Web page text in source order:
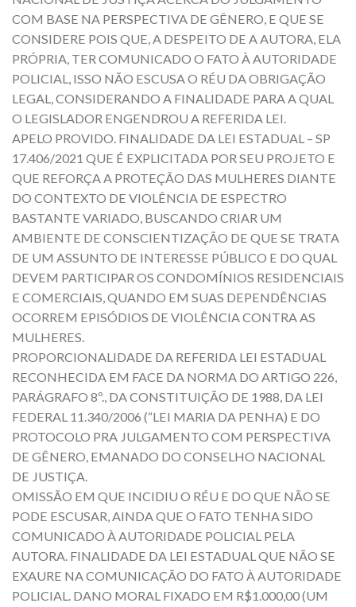
COM BASE NA PERSPECTIVA DE GÊNERO, E QUE SE
CONSIDERE POIS QUE, A DESPEITO DE A AUTORA, ELA
PRÓPRIA, TER COMUNICADO O FATO À AUTORIDADE
POLICIAL, ISSO NÃO ESCUSA O RÉU DA OBRIGAÇÃO
LEGAL, CONSIDERANDO A FINALIDADE PARA A QUAL
O LEGISLADOR ENGENDROU A REFERIDA LEI.
APELO PROVIDO. FINALIDADE DA LEI ESTADUAL – SP
17.406/2021 QUE É EXPLICITADA POR SEU PROJETO E
QUE REFORÇA A PROTEÇÃO DAS MULHERES DIANTE
DO CONTEXTO DE VIOLÊNCIA DE ESPECTRO
BASTANTE VARIADO, BUSCANDO CRIAR UM
AMBIENTE DE CONSCIENTIZAÇÃO DE QUE SE TRATA
DE UM ASSUNTO DE INTERESSE PÚBLICO E DO QUAL
DEVEM PARTICIPAR OS CONDOMÍNIOS RESIDENCIAIS
E COMERCIAIS, QUANDO EM SUAS DEPENDÊNCIAS
OCORREM EPISÓDIOS DE VIOLÊNCIA CONTRA AS
MULHERES.
PROPORCIONALIDADE DA REFERIDA LEI ESTADUAL
RECONHECIDA EM FACE DA NORMA DO ARTIGO 226,
PARÁGRAFO 8º., DA CONSTITUIÇÃO DE 1988, DA LEI
FEDERAL 11.340/2006 (“LEI MARIA DA PENHA) E DO
PROTOCOLO PRA JULGAMENTO COM PERSPECTIVA
DE GÊNERO, EMANADO DO CONSELHO NACIONAL
DE JUSTIÇA.
OMISSÃO EM QUE INCIDIU O RÉU E DO QUE NÃO SE
PODE ESCUSAR, AINDA QUE O FATO TENHA SIDO
COMUNICADO À AUTORIDADE POLICIAL PELA
AUTORA. FINALIDADE DA LEI ESTADUAL QUE NÃO SE
EXAURE NA COMUNICAÇÃO DO FATO À AUTORIDADE
POLICIAL. DANO MORAL FIXADO EM R$1.000,00 (UM